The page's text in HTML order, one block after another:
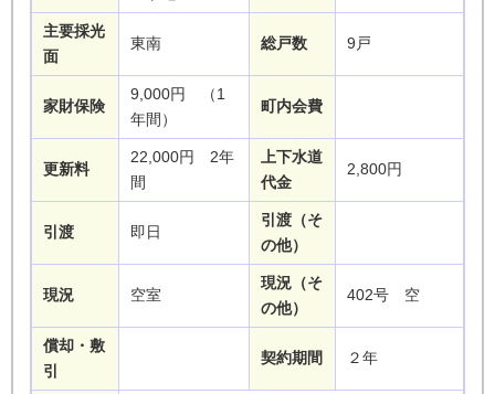
主要採光
面
東南 総戸数 9戸
家財保険
9,000円 （1
年間）
町内会費
更新料
22,000円 2年
間
上下水道
代金
2,800円
引渡 即日
引渡（そ
の他）
現況 空室
現況（そ
の他）
402号 空
償却・敷
引
契約期間 ２年